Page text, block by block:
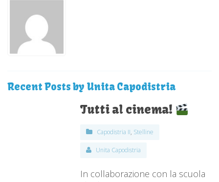
Recent Posts by Unita Capodistria
Tutti al cinema!
Capodistria II, Stelline
Unita Capodistria
In collaborazione con la scuola